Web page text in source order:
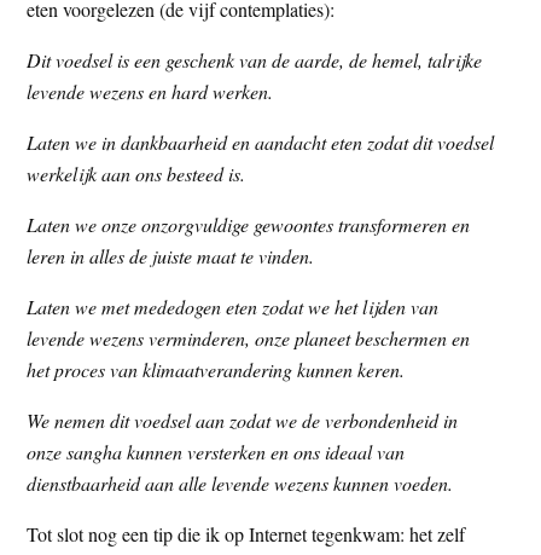
eten voorgelezen (de vijf contemplaties):
Dit voedsel is een geschenk van de aarde, de hemel, talrijke
levende wezens en hard werken.
Laten we in dankbaarheid en aandacht eten zodat dit voedsel
werkelijk aan ons besteed is.
Laten we onze onzorgvuldige gewoontes transformeren en
leren in alles de juiste maat te vinden.
Laten we met mededogen eten zodat we het lijden van
levende wezens verminderen, onze planeet beschermen en
het proces van klimaatverandering kunnen keren.
We nemen dit voedsel aan zodat we de verbondenheid in
onze sangha kunnen versterken en ons ideaal van
dienstbaarheid aan alle levende wezens kunnen voeden.
Tot slot nog een tip die ik op Internet tegenkwam: het zelf